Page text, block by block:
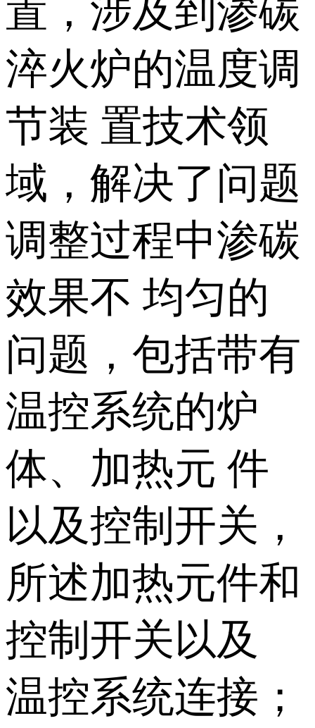
置，涉及到渗碳
淬火炉的温度调
节装 置技术领
域，解决了问题
调整过程中渗碳
效果不 均匀的
问题，包括带有
温控系统的炉
体、加热元 件
以及控制开关，
所述加热元件和
控制开关以及
温控系统连接；